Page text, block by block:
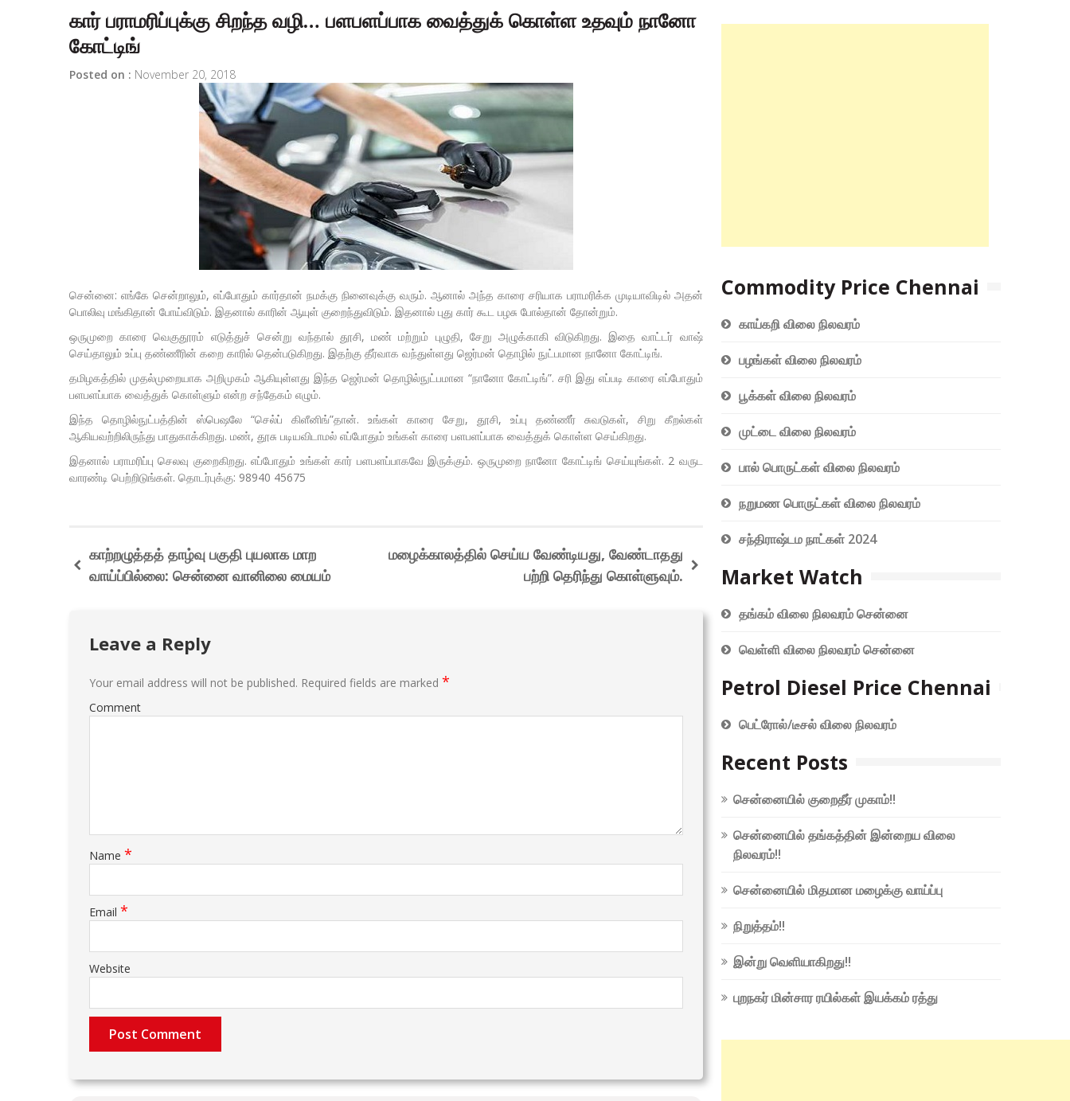
கார் பராமரிப்புக்கு சிறந்த வழி… பளபளப்பாக வைத்துக் கொள்ள உதவும் நானோ
கோட்டிங்
Posted on : November 20, 2018
சென்னை: எங்கே சென்றாலும், எப்போதும் கார்தான் நமக்கு நினைவுக்கு வரும். ஆனால் அந்த காரை சரியாக பராமரிக்க முடியாவிடில் அதன்
பொலிவு மங்கிதான் போய்விடும். இதனால் காரின் ஆயுள் குறைந்துவிடும். இதனால் புது கார் கூட பழசு போல்தான் தோன்றும்.
ஒருமுறை காரை வெகுதூரம் எடுத்துச் சென்று வந்தால் தூசி, மண் மற்றும் புழுதி, சேறு அழுக்காகி விடுகிறது. இதை வாட்டர் வாஷ்
செய்தாலும் உப்பு தண்ணீரின் கறை காரில் தென்படுகிறது. இதற்கு தீர்வாக வந்துள்ளது ஜெர்மன் தொழில் நுட்பமான நானோ கோட்டிங்.
தமிழகத்தில் முதல்முறையாக அறிமுகம் ஆகியுள்ளது இந்த ஜெர்மன் தொழில்நுட்பமான “நானோ கோட்டிங்”. சரி இது எப்படி காரை எப்போதும்
பளபளப்பாக வைத்துக் கொள்ளும் என்ற சந்தேகம் எழும்.
இந்த தொழில்நுட்பத்தின் ஸ்பெஷலே “செல்ப் கிளீனிங்”தான். உங்கள் காரை சேறு, தூசி, உப்பு தண்ணீர் சுவடுகள், சிறு கீறல்கள்
ஆகியவற்றிலிருந்து பாதுகாக்கிறது. மண், தூசு படியவிடாமல் எப்போதும் உங்கள் காரை பளபளப்பாக வைத்துக் கொள்ள செய்கிறது.
இதனால் பராமரிப்பு செலவு குறைகிறது. எப்போதும் உங்கள் கார் பளபளப்பாகவே இருக்கும். ஒருமுறை நானோ கோட்டிங் செய்யுங்கள். 2 வருட
வாரண்டி பெற்றிடுங்கள். தொடர்புக்கு: 98940 45675
காற்றழுத்தத் தாழ்வு பகுதி புயலாக மாற
வாய்ப்பில்லை: சென்னை வானிலை மையம்
மழைக்காலத்தில் செய்ய வேண்டியது, வேண்டாதது
பற்றி தெரிந்து கொள்ளுவும்.
Leave a Reply
Your email address will not be published. Required fields are marked *
Comment
Name *
Email *
Website
Commodity Price Chennai
காய்கறி விலை நிலவரம்
பழங்கள் விலை நிலவரம்
பூக்கள் விலை நிலவரம்
முட்டை விலை நிலவரம்
பால் பொருட்கள் விலை நிலவரம்
நறுமண பொருட்கள் விலை நிலவரம்
சந்திராஷ்டம நாட்கள் 2024
Market Watch
தங்கம் விலை நிலவரம் சென்னை
வெள்ளி விலை நிலவரம் சென்னை
Petrol Diesel Price Chennai
பெட்ரோல்/டீசல் விலை நிலவரம்
Recent Posts
சென்னையில் குறைதீர் முகாம்!!
சென்னையில் தங்கத்தின் இன்றைய விலை
நிலவரம்!!
சென்னையில் மிதமான மழைக்கு வாய்ப்பு
நிறுத்தம்!!
இன்று வெளியாகிறது!!
புறநகர் மின்சார ரயில்கள் இயக்கம் ரத்து